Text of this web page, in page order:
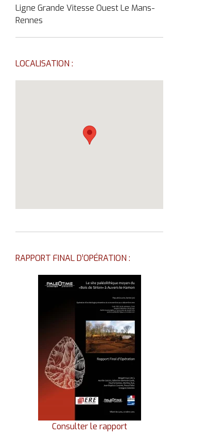
Ligne Grande Vitesse Ouest Le Mans-
Rennes
LOCALISATION :
RAPPORT FINAL D’OPÉRATION :
Consulter le rapport